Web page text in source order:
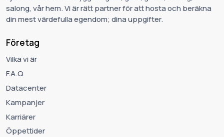
salong, vår hem. Vi är rätt partner för att hosta och beräkna
din mest värdefulla egendom; dina uppgifter.
Företag
Vilka vi är
F.A.Q
Datacenter
Kampanjer
Karriärer
Öppettider